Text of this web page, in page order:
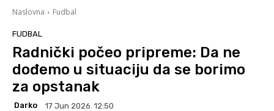
Naslovna Fudbal
FUDBAL
Radnički počeo pripreme: Da ne
dođemo u situaciju da se borimo
za opstanak
Darko 17 Jun 2026. 12:50